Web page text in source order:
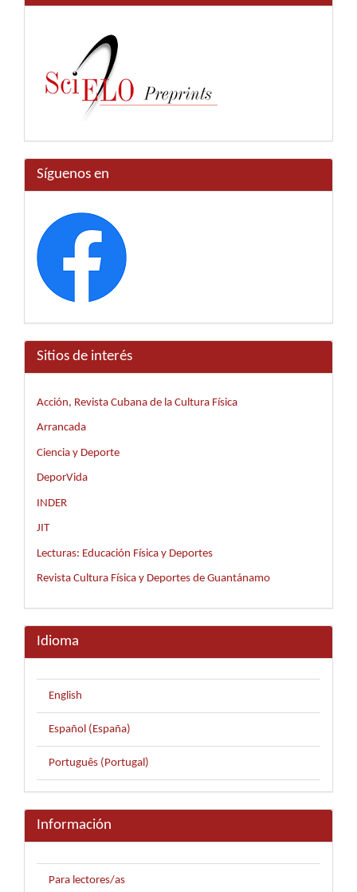
Síguenos en
Sitios de interés
Acción, Revista Cubana de la Cultura Física
Arrancada
Ciencia y Deporte
DeporVida
INDER
JIT
Lecturas: Educación Física y Deportes
Revista Cultura Física y Deportes de Guantánamo
Idioma
English
Español (España)
Português (Portugal)
Información
Para lectores/as